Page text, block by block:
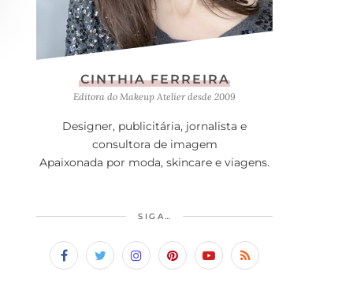
CINTHIA FERREIRA
Editora do Makeup Atelier desde 2009
Designer, publicitária, jornalista e
consultora de imagem
Apaixonada por moda, skincare e viagens.
SIGA…